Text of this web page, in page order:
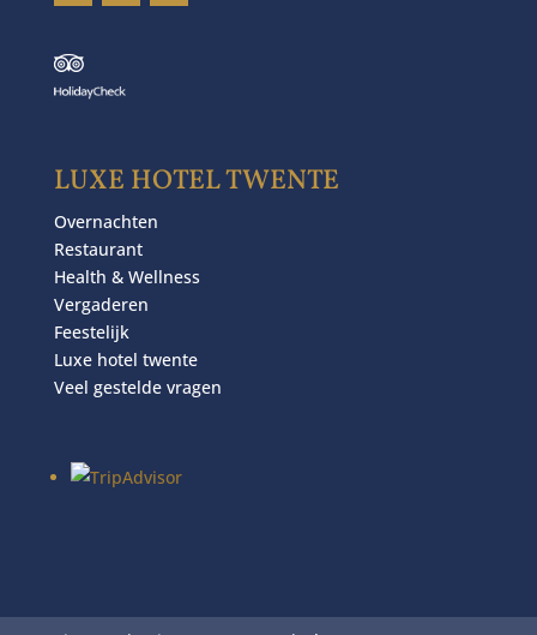
LUXE HOTEL TWENTE
Overnachten
Restaurant
Health & Wellness
Vergaderen
Feestelijk
Luxe hotel twente
Veel gestelde vragen